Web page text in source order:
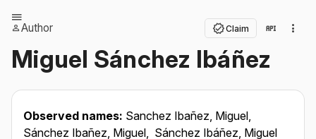
Author Claim
Miguel Sánchez Ibáñez
Observed names: Sanchez Ibañez, Miguel,
Sánchez Ibañez, Miguel, Sánchez Ibáñez, Miguel